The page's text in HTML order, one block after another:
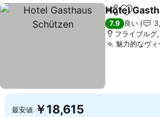
シェアお気に
Hotel
7.9 良い
フライブル
魅力的なヴ
最安値 ￥18,615